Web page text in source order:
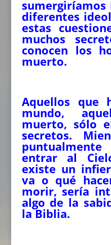
sumergiríamos
diferentes
estas
muchos
conocen los
muerto.
Aquellos que
mundo,
muerto, sólo
secretos.
entrar al
existe un
va o qué
morir, sería
algo de la
la Biblia.